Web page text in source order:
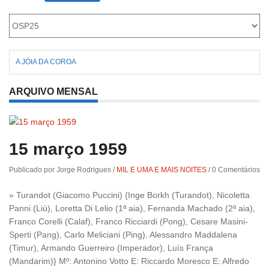
Roriz
A JÓIA DA COROA
ARQUIVO MENSAL
15 março 1959
Publicado por Jorge Rodrigues / MIL E UMA E MAIS NOITES /0 Comentários
» Turandot (Giacomo Puccini) {Inge Borkh (Turandot), Nicoletta
Panni (Liù), Loretta Di Lelio (1ª aia), Fernanda Machado (2ª aia),
Franco Corelli (Calaf), Franco Ricciardi (Pong), Cesare Masini-
Sperti (Pang), Carlo Meliciani (Ping), Alessandro Maddalena
(Timur), Armando Guerreiro (Imperador), Luís França
(Mandarim)} Mº: Antonino Votto E: Riccardo Moresco E: Alfredo